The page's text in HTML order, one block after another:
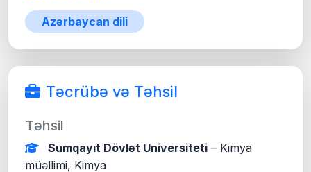
Azərbaycan dili
Təcrübə və Təhsil
Təhsil
Sumqayıt Dövlət Universiteti – Kimya
müəllimi, Kimya